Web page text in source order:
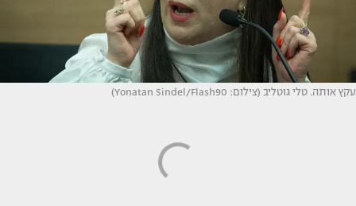
עקץ אותה. טלי גוטליב (צילום: Yonatan Sindel/Flash90)